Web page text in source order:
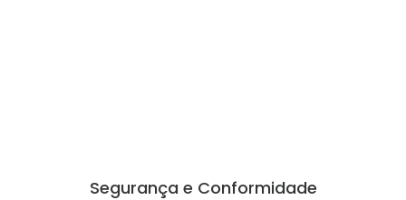
Segurança e Conformidade